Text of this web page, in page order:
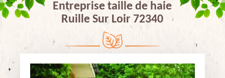
Entreprise taille de haie
Ruille Sur Loir 72340